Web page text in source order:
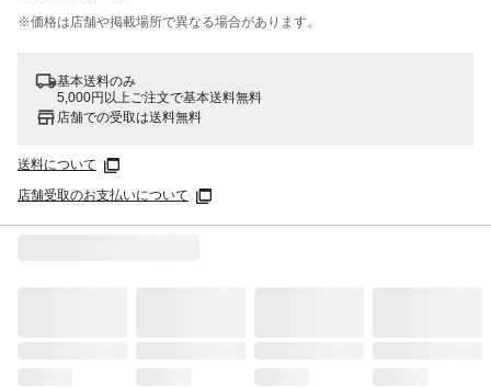
※価格は​店舗や​掲載場所で​異なる​場合が​あります。
基本送料のみ
5,000円以上ご注文で基本送料無料
店舗での受取は送料無料
送料について
店舗受取のお支払いについて